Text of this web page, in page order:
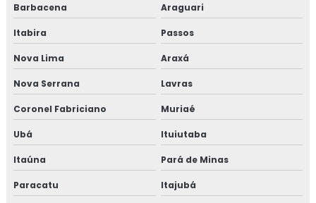
Consultoria em sensibilização programa 5s
Consultoria para setor alimentício
Consultoria para setor de alimentos
Consultoria em sistema de gestão halal
Consultoria em transporte de feed materials
Consultoria em tratamento de não conformidades
Barbacena Araguari
Itabira Passos
Nova Lima Araxá
Nova Serrana Lavras
Coronel Fabriciano Muriaé
Ubá Ituiutaba
Itaúna Pará de Minas
Paracatu Itajubá